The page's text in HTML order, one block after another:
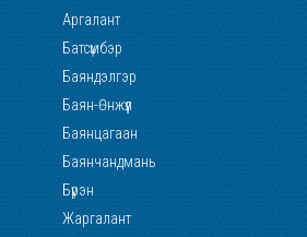
Аргалант
Батсүмбэр
Баяндэлгэр
Баян-Өнжүүл
Баянцагаан
Баянчандмань
Бүрэн
Жаргалант